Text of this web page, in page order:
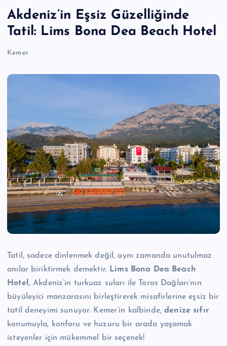
Akdeniz’in Eşsiz Güzelliğinde
Tatil: Lims Bona Dea Beach Hotel
Kemer
Tatil, sadece dinlenmek değil, aynı zamanda unutulmaz
anılar biriktirmek demektir.
Lims Bona Dea Beach
Hotel , Akdeniz’in turkuaz suları ile Toros Dağları’nın
büyüleyici manzarasını birleştirerek misafirlerine eşsiz bir
tatil deneyimi sunuyor. Kemer’in kalbinde,denize sıfır
konumuyla, konforu ve huzuru bir arada yaşamak
isteyenler için mükemmel bir seçenek!